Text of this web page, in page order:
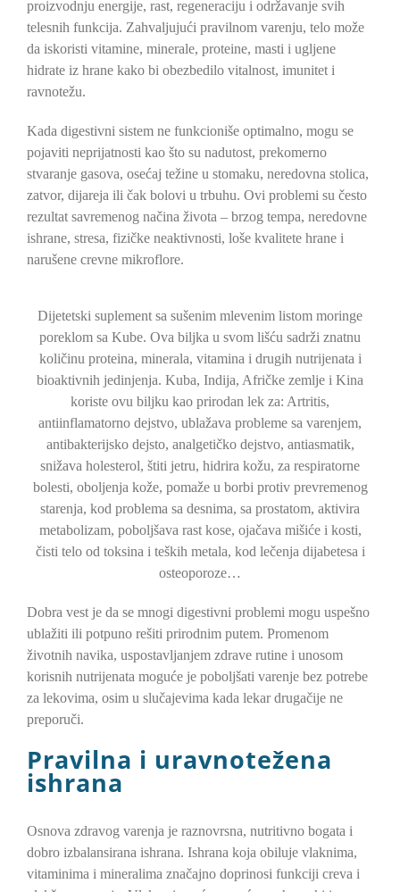
proizvodnju energije, rast, regeneraciju i održavanje svih
telesnih funkcija. Zahvaljujući pravilnom varenju, telo može
da iskoristi vitamine, minerale, proteine, masti i ugljene
hidrate iz hrane kako bi obezbedilo vitalnost, imunitet i
ravnotežu.
Kada digestivni sistem ne funkcioniše optimalno, mogu se
pojaviti neprijatnosti kao što su nadutost, prekomerno
stvaranje gasova, osećaj težine u stomaku, neredovna stolica,
zatvor, dijareja ili čak bolovi u trbuhu. Ovi problemi su često
rezultat savremenog načina života – brzog tempa, neredovne
ishrane, stresa, fizičke neaktivnosti, loše kvalitete hrane i
narušene crevne mikroflore.
Dijetetski suplement sa sušenim mlevenim listom moringe
poreklom sa Kube. Ova biljka u svom lišću sadrži znatnu
količinu proteina, minerala, vitamina i drugih nutrijenata i
bioaktivnih jedinjenja. Kuba, Indija, Afričke zemlje i Kina
koriste ovu biljku kao prirodan lek za: Artritis,
antiinflamatorno dejstvo, ublažava probleme sa varenjem,
antibakterijsko dejsto, analgetičko dejstvo, antiasmatik,
snižava holesterol, štiti jetru, hidrira kožu, za respiratorne
bolesti, oboljenja kože, pomaže u borbi protiv prevremenog
starenja, kod problema sa desnima, sa prostatom, aktivira
metabolizam, poboljšava rast kose, ojačava mišiće i kosti,
čisti telo od toksina i teških metala, kod lečenja dijabetesa i
osteoporoze…
Dobra vest je da se mnogi digestivni problemi mogu uspešno
ublažiti ili potpuno rešiti prirodnim putem. Promenom
životnih navika, uspostavljanjem zdrave rutine i unosom
korisnih nutrijenata moguće je poboljšati varenje bez potrebe
za lekovima, osim u slučajevima kada lekar drugačije ne
preporuči.
Pravilna i uravnotežena
ishrana
Osnova zdravog varenja je raznovrsna, nutritivno bogata i
dobro izbalansirana ishrana. Ishrana koja obiluje vlaknima,
vitaminima i mineralima značajno doprinosi funkciji creva i